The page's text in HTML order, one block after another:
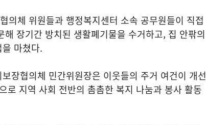
의체 위원들과 행정복지센터 소속 공무원들이 직접
장기간 방치된 생활폐기물을 수거하고, 집 안팎의
마쳤다.
장협의체 민간위원장은 이웃들의 주거 여건이 개선
로 지역 사회 전반의 촘촘한 복지 나눔과 봉사 활동